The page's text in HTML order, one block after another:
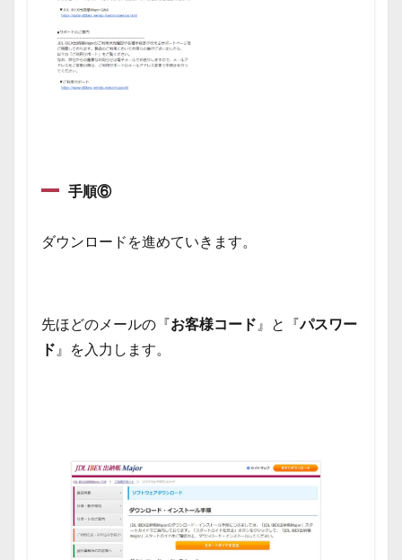
手順⑥
ダウンロードを進めていきます。
先ほどのメールの『お客様コード 』と『パスワー
ド 』を入力します。